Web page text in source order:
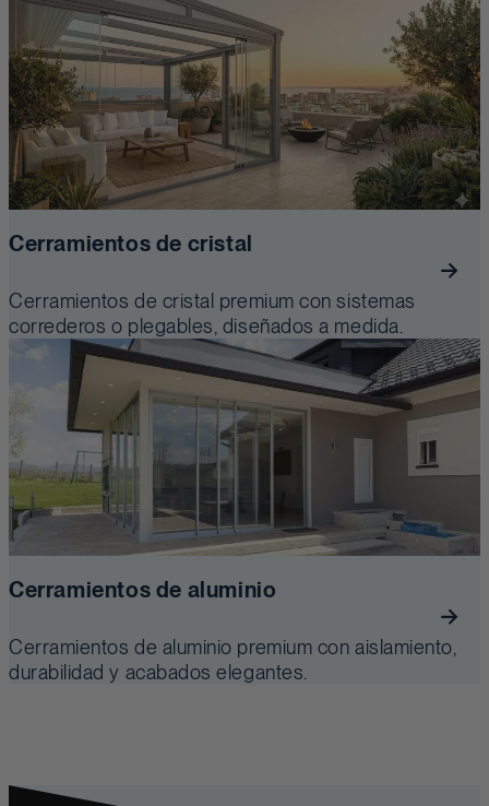
Cerramientos de cristal
Cerramientos de cristal premium con sistemas
correderos o plegables, diseñados a medida.
Cerramientos de aluminio
Cerramientos de aluminio premium con aislamiento,
durabilidad y acabados elegantes.